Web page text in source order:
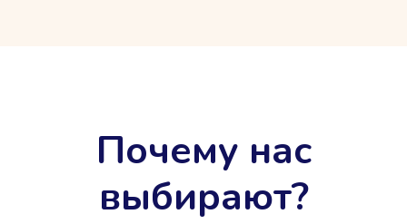
Почему нас
выбирают?